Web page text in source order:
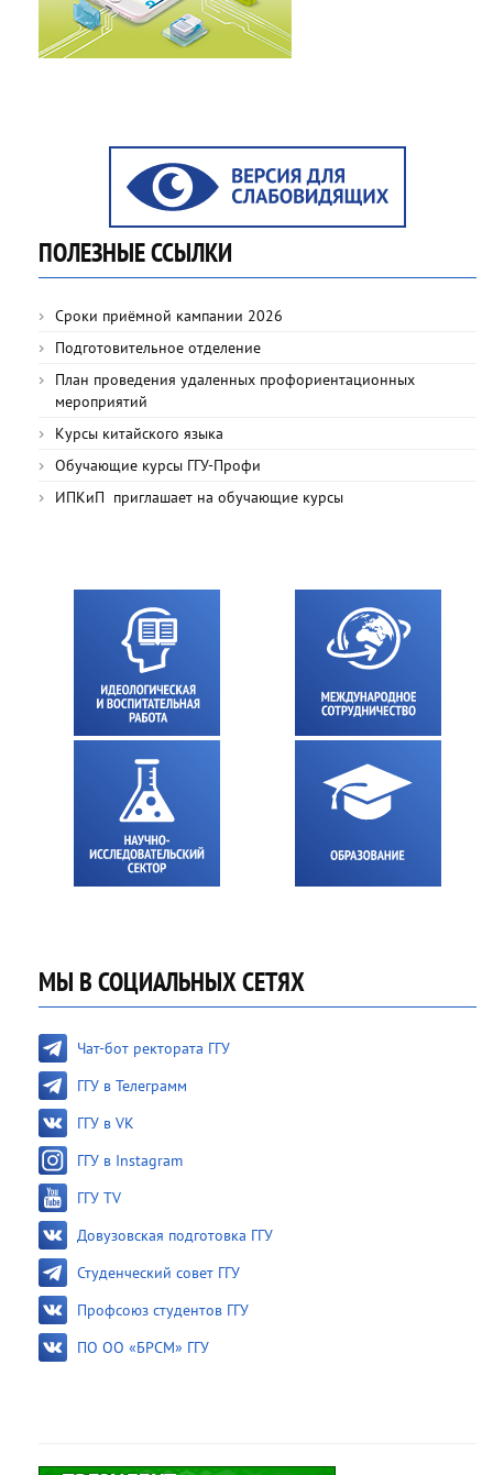
ПОЛЕЗНЫЕ ССЫЛКИ
Сроки приёмной кампании 2026
Подготовительное отделение
План проведения удаленных профориентационных
мероприятий
Курсы китайского языка
Обучающие курсы ГГУ-Профи
ИПКиП приглашает на обучающие курсы
МЫ В СОЦИАЛЬНЫХ СЕТЯХ
Чат-бот ректората ГГУ
ГГУ в Телеграмм
ГГУ в VK
ГГУ в Instagram
ГГУ TV
Довузовская подготовка ГГУ
Студенческий совет ГГУ
Профсоюз студентов ГГУ
ПО ОО «БРСМ» ГГУ